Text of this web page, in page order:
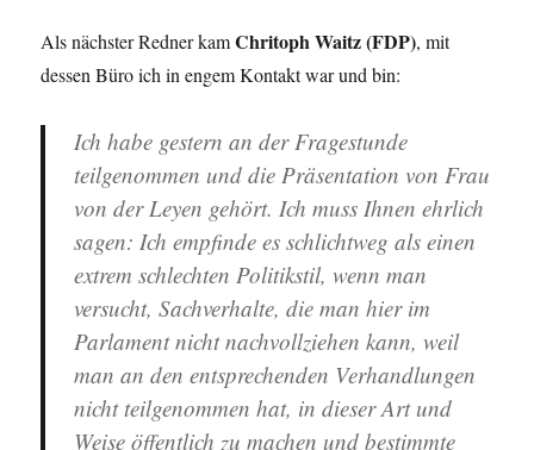
Als nächster Redner kamChritoph Waitz (FDP), mit
dessen Büro ich in engem Kontakt war und bin:
Ich habe gestern an der Fragestunde
teilgenommen und die Präsentation von Frau
von der Leyen gehört. Ich muss Ihnen ehrlich
sagen: Ich empfinde es schlichtweg als einen
extrem schlechten Politikstil, wenn man
versucht, Sachverhalte, die man hier im
Parlament nicht nachvollziehen kann, weil
man an den entsprechenden Verhandlungen
nicht teilgenommen hat, in dieser Art und
Weise öffentlich zu machen und bestimmte